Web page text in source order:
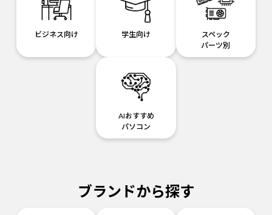
ビジネス向け 学生向け
スペック
パーツ別
AIおすすめ
パソコン
ブランドから探す